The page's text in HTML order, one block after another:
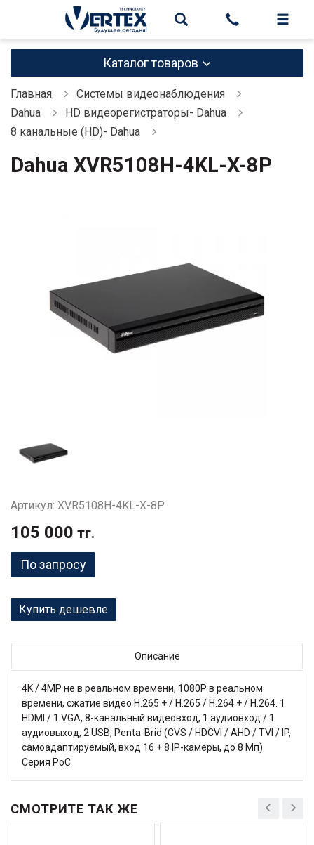
Каталог товаров
Главная
Системы видеонаблюдения
Dahua
HD видеорегистраторы- Dahua
8 канальные (HD)- Dahua
Dahua XVR5108H-4KL-X-8P
Артикул: XVR5108H-4KL-X-8P
105 000 тг.
По запросу
Купить дешевле
Описание
4K / 4MP не в реальном времени, 1080P в реальном
времени, сжатие видео H.265 + / H.265 / H.264 + / H.264. 1
HDMI / 1 VGA, 8-канальный видеовход, 1 аудиовход / 1
аудиовыход, 2 USB, Penta-Brid (CVS / HDCVI / AHD / TVI / IP,
самоадаптируемый, вход 16 + 8 IP-камеры, до 8 Мп)
Серия PoC
СМОТРИТЕ ТАК ЖЕ